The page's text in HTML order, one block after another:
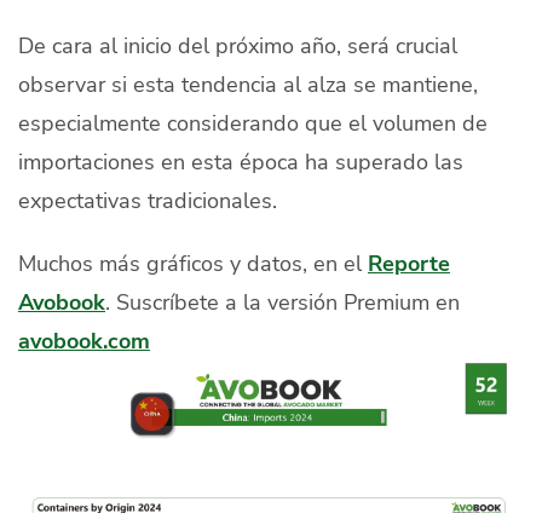
De cara al inicio del próximo año, será crucial
observar si esta tendencia al alza se mantiene,
especialmente considerando que el volumen de
importaciones en esta época ha superado las
expectativas tradicionales.
Muchos más gráficos y datos, en el Reporte
Avobook. Suscríbete a la versión Premium en
avobook.com